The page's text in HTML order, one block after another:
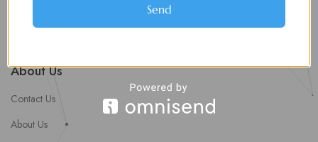
About Us
Contact Us
About Us
Send